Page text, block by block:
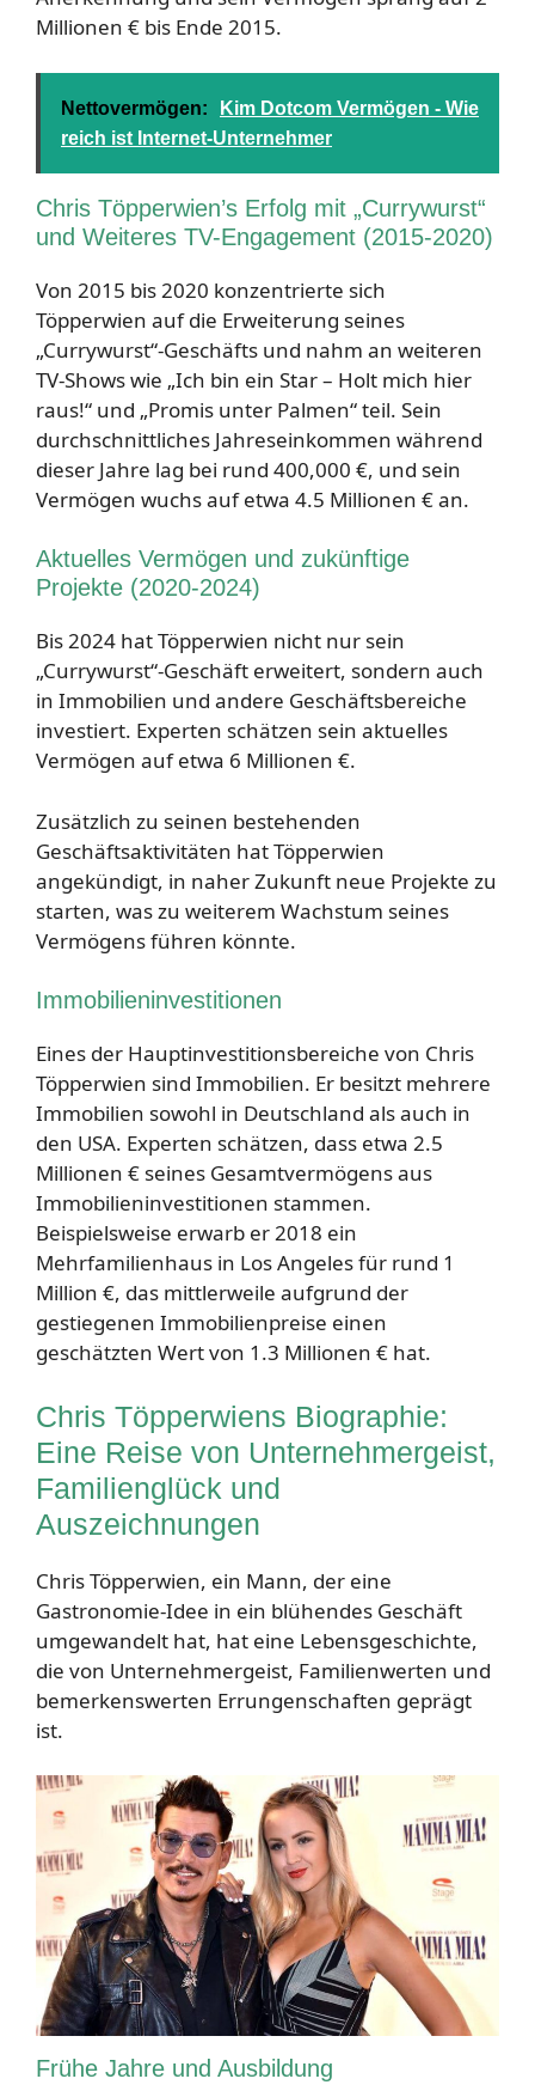
Millionen € bis Ende 2015.
Nettovermögen:
Kim Dotcom Vermögen - Wie
reich ist Internet-Unternehmer
Chris Töpperwien’s Erfolg mit „Currywurst“
und Weiteres TV-Engagement (2015-2020)
Von 2015 bis 2020 konzentrierte sich
Töpperwien auf die Erweiterung seines
„Currywurst“-Geschäfts und nahm an weiteren
TV-Shows wie „Ich bin ein Star – Holt mich hier
raus!“ und „Promis unter Palmen“ teil. Sein
durchschnittliches Jahreseinkommen während
dieser Jahre lag bei rund 400,000 €, und sein
Vermögen wuchs auf etwa 4.5 Millionen € an.
Aktuelles Vermögen und zukünftige
Projekte (2020-2024)
Bis 2024 hat Töpperwien nicht nur sein
„Currywurst“-Geschäft erweitert, sondern auch
in Immobilien und andere Geschäftsbereiche
investiert. Experten schätzen sein aktuelles
Vermögen auf etwa 6 Millionen €.
Zusätzlich zu seinen bestehenden
Geschäftsaktivitäten hat Töpperwien
angekündigt, in naher Zukunft neue Projekte zu
starten, was zu weiterem Wachstum seines
Vermögens führen könnte.
Immobilieninvestitionen
Eines der Hauptinvestitionsbereiche von Chris
Töpperwien sind Immobilien. Er besitzt mehrere
Immobilien sowohl in Deutschland als auch in
den USA. Experten schätzen, dass etwa 2.5
Millionen € seines Gesamtvermögens aus
Immobilieninvestitionen stammen.
Beispielsweise erwarb er 2018 ein
Mehrfamilienhaus in Los Angeles für rund 1
Million €, das mittlerweile aufgrund der
gestiegenen Immobilienpreise einen
geschätzten Wert von 1.3 Millionen € hat.
Chris Töpperwiens Biographie:
Eine Reise von Unternehmergeist,
Familienglück und
Auszeichnungen
Chris Töpperwien, ein Mann, der eine
Gastronomie-Idee in ein blühendes Geschäft
umgewandelt hat, hat eine Lebensgeschichte,
die von Unternehmergeist, Familienwerten und
bemerkenswerten Errungenschaften geprägt
ist.
Frühe Jahre und Ausbildung